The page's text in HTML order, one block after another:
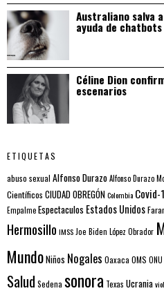
Australiano salva
ayuda de
Céline Dion
escenarios
ETIQUETAS
abuso sexual Alfonso DurazoAlfonso Durazo
Científicos CIUDAD OBREGÓNColombia Covid-
EmpalmeEspectaculos Estados Unidos
Hermosillo IMSS Joe Biden López Obrador
MundoNiños Nogales Oaxaca OMS ONU
Salud Sedena sonora Texas Ucrania